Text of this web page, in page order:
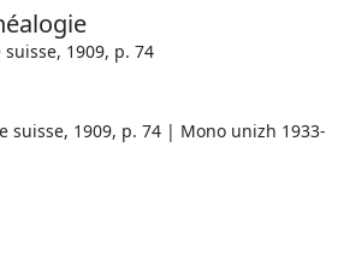
1909, p. 74
suisse, 1909, p. 74 | Mono unizh 1933-